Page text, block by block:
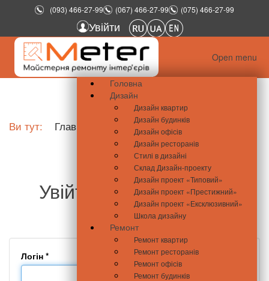
(093) 466-27-99 (067) 466-27-99 (075) 466-27-99
Увійти
Open menu
Головна
Дизайн
Дизайн квартир
Дизайн будинків
Дизайн офісів
Дизайн ресторанів
Стилі в дизайні
Склад Дизайн-проекту
Дизайн проект «Типовий»
Дизайн проект «Престижний»
Дизайн проект «Ексклюзивний»
Школа дизайну
Ремонт
Ремонт квартир
Ремонт ресторанів
Ремонт офісів
Ремонт будинків
Ви тут: Главная Увійти
Увійти - meter.com.ua
Логін *